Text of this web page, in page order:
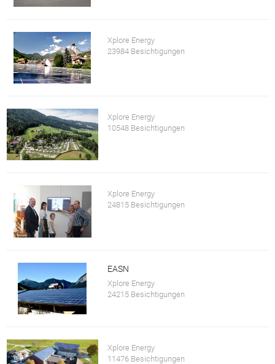
Xplore Energy
23984 Besichtigungen
Xplore Energy
10548 Besichtigungen
Xplore Energy
24815 Besichtigungen
EASN
Xplore Energy
24215 Besichtigungen
Xplore Energy
11476 Besichtigungen